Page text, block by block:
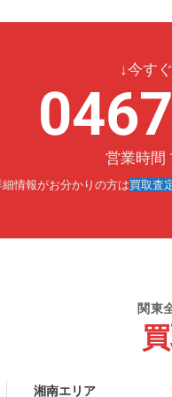
↓今す
営業時間
情報がお分かりの方は買取査
関東
湘南エリア